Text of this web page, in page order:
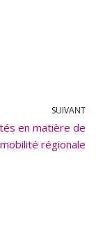
SUIVANT
en matière de
mobilité régionale